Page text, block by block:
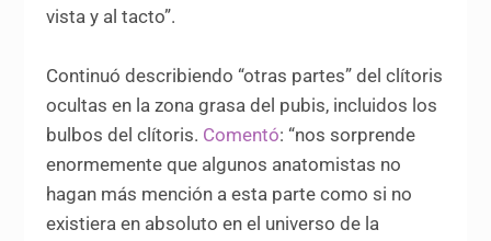
vista y al tacto”.
Continuó describiendo “otras partes” del clítoris
ocultas en la zona grasa del pubis, incluidos los
bulbos del clítoris. Comentó: “nos sorprende
enormemente que algunos anatomistas no
hagan más mención a esta parte como si no
existiera en absoluto en el universo de la